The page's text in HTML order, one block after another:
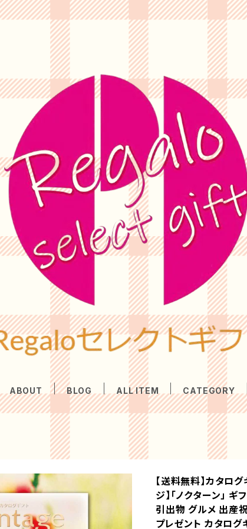
ABOUT BLOG ALL ITEM CATEGORY
【送料無料】カタロ
ジ】「ノクターン」
引出物 グルメ 出産
プレゼント カタログ